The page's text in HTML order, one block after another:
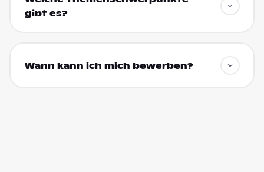
gibt es?
Wann kann ich mich bewerben?